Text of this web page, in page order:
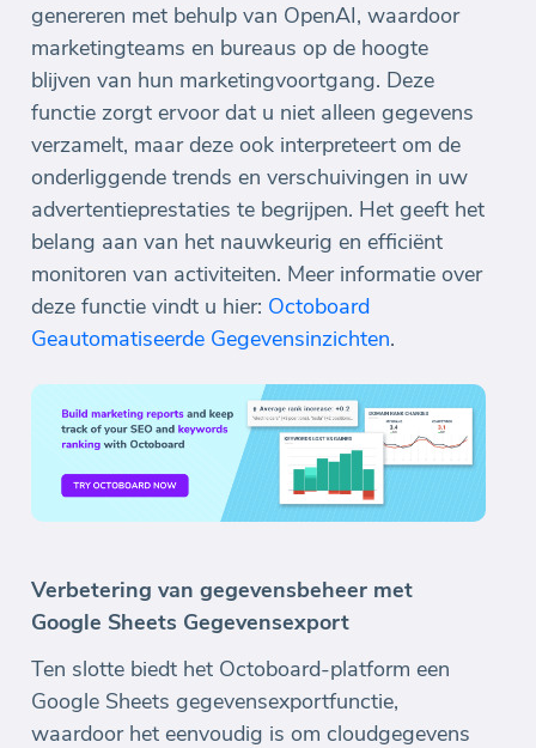
genereren met behulp van OpenAI, waardoor
marketingteams en bureaus op de hoogte
blijven van hun marketingvoortgang. Deze
functie zorgt ervoor dat u niet alleen gegevens
verzamelt, maar deze ook interpreteert om de
onderliggende trends en verschuivingen in uw
advertentieprestaties te begrijpen. Het geeft het
belang aan van het nauwkeurig en efficiënt
monitoren van activiteiten. Meer informatie over
deze functie vindt u hier: Octoboard
Geautomatiseerde Gegevensinzichten.
Verbetering van gegevensbeheer met
Google Sheets Gegevensexport
Ten slotte biedt het Octoboard-platform een
Google Sheets gegevensexportfunctie,
waardoor het eenvoudig is om cloudgegevens